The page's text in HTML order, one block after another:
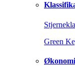
Green